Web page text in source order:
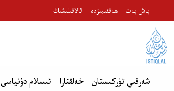
ئالاقىلىشىڭ ھەققىمىزدە باش بەت
ئىسلام دۇنياسى خەلقئارا شەرقىي تۈركىستان